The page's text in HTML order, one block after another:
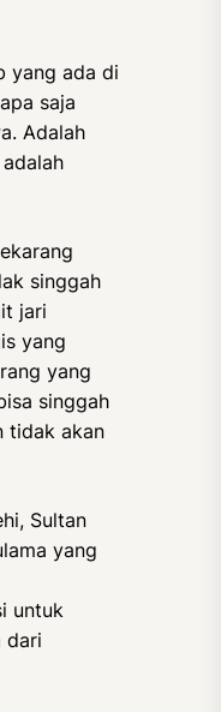
yang ada di
saja
Adalah
singgah
jari
yang
yang
singgah
tidak akan
Sultan
yang
untuk
dari